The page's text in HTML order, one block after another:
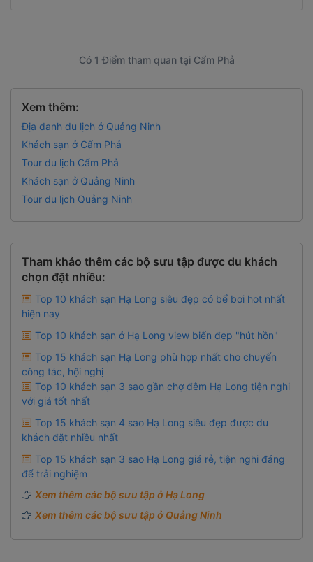
Có 1 Điểm tham quan tại Cẩm Phả
Xem thêm:
Địa danh du lịch ở Quảng Ninh
Khách sạn ở Cẩm Phả
Tour du lịch Cẩm Phả
Khách sạn ở Quảng Ninh
Tour du lịch Quảng Ninh
Tham khảo thêm các bộ sưu tập được du khách
chọn đặt nhiều:
Top 10 khách sạn Hạ Long siêu đẹp có bể bơi hot nhất
hiện nay
Top 10 khách sạn ở Hạ Long view biển đẹp "hút hồn"
Top 15 khách sạn Hạ Long phù hợp nhất cho chuyến
công tác, hội nghị
Top 10 khách sạn 3 sao gần chợ đêm Hạ Long tiện nghi
với giá tốt nhất
Top 15 khách sạn 4 sao Hạ Long siêu đẹp được du
khách đặt nhiều nhất
Top 15 khách sạn 3 sao Hạ Long giá rẻ, tiện nghi đáng
để trải nghiệm
Xem thêm các bộ sưu tập ở Hạ Long
Xem thêm các bộ sưu tập ở Quảng Ninh